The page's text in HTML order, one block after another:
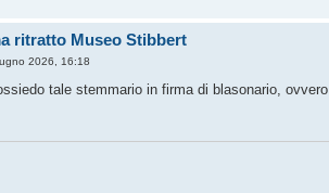
ritratto Museo Stibbert
2026, 16:18
tale stemmario in firma di blasonario,